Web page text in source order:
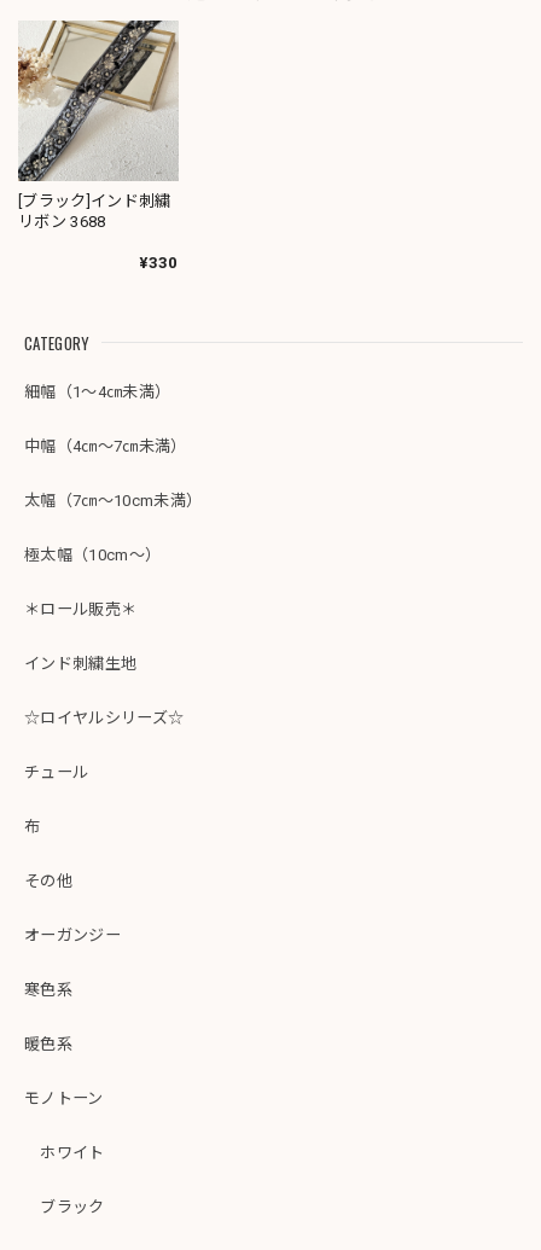
[ブラック]インド刺繍
リボン 3688
¥330
CATEGORY
細幅（1～4㎝未満）
中幅（4㎝～7㎝未満）
太幅（7㎝～10cm未満）
極太幅（10cm～）
＊ロール販売＊
インド刺繍生地
☆ロイヤルシリーズ☆
チュール
布
その他
オーガンジー
寒色系
暖色系
モノトーン
ホワイト
ブラック